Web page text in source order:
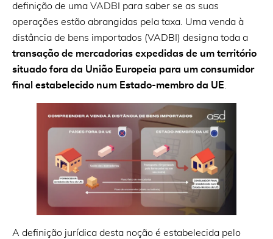
definição de uma VADBI para saber se as suas
operações estão abrangidas pela taxa. Uma venda à
distância de bens importados (VADBI) designa toda a
transação de mercadorias expedidas de um território
situado fora da União Europeia para um consumidor
final estabelecido num Estado-membro da UE
A definição jurídica desta noção é estabelecida pelo